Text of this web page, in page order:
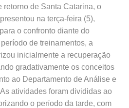
retorno de Santa Catarina, o
na terça-feira (5),
o confronto diante do
de treinamentos, a
inicialmente a recuperação
gradativamente os conceitos
ao Departamento de Análise e
atividades foram divididas ao
o período da tarde, com